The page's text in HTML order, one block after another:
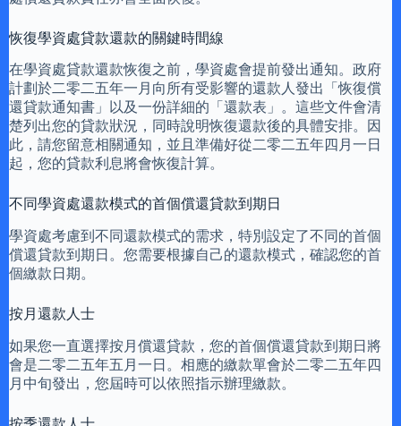
恢復學資處貸款還款的關鍵時間線
在學資處貸款還款恢復之前，學資處會提前發出通知。政府
計劃於二零二五年一月向所有受影響的還款人發出「恢復償
還貸款通知書」以及一份詳細的「還款表」。這些文件會清
楚列出您的貸款狀況，同時說明恢復還款後的具體安排。因
此，請您留意相關通知，並且準備好從二零二五年四月一日
起，您的貸款利息將會恢復計算。
不同學資處還款模式的首個償還貸款到期日
學資處考慮到不同還款模式的需求，特別設定了不同的首個
償還貸款到期日。您需要根據自己的還款模式，確認您的首
個繳款日期。
按月還款人士
如果您一直選擇按月償還貸款，您的首個償還貸款到期日將
會是二零二五年五月一日。相應的繳款單會於二零二五年四
月中旬發出，您屆時可以依照指示辦理繳款。